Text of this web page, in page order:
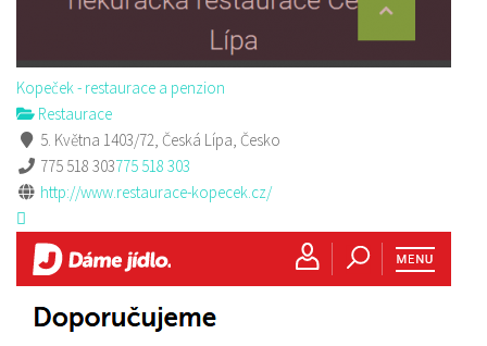
Kopeček - restaurace a penzion
Restaurace
5. Května 1403/72, Česká Lípa, Česko
775 518 303775 518 303
http://www.restaurace-kopecek.cz/